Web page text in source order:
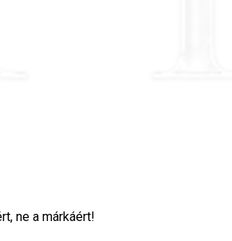
ne a márkáért!